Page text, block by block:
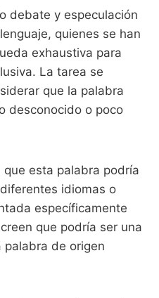
debate y especulación
quienes se han
exhaustiva para
La tarea se
que la palabra
desconocido o poco
esta palabra podría
idiomas o
específicamente
que podría ser una
palabra de origen